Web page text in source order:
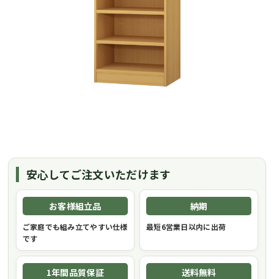
安心してご注文いただけます
お客様組立品
ご家庭でも組み立てやすい仕様
です
納期
最短6営業日以内に出荷
1年間品質保証 送料無料